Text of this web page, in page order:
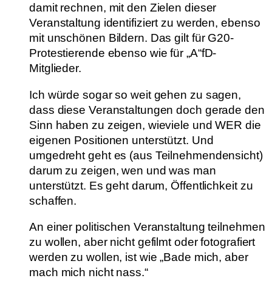
damit rechnen, mit den Zielen dieser
Veranstaltung identifiziert zu werden, ebenso
mit unschönen Bildern. Das gilt für G20-
Protestierende ebenso wie für „A“fD-
Mitglieder.
Ich würde sogar so weit gehen zu sagen,
dass diese Veranstaltungen doch gerade den
Sinn haben zu zeigen, wieviele und WER die
eigenen Positionen unterstützt. Und
umgedreht geht es (aus Teilnehmendensicht)
darum zu zeigen, wen und was man
unterstützt. Es geht darum, Öffentlichkeit zu
schaffen.
An einer politischen Veranstaltung teilnehmen
zu wollen, aber nicht gefilmt oder fotografiert
werden zu wollen, ist wie „Bade mich, aber
mach mich nicht nass.“